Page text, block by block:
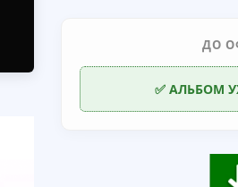
ДО
✅ АЛЬБОМ